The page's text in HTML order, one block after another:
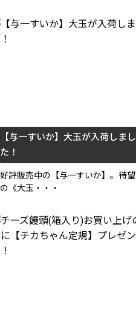
【与一すいか】大玉が入荷しまし
た！
好評販売中の【与一すいか】。待望
の《大玉・・・